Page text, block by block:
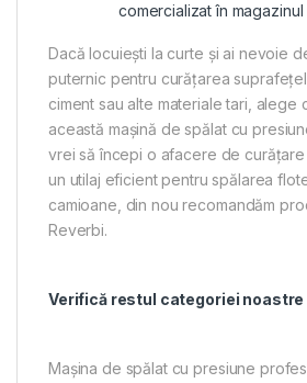
comercializat în magazinul
Dacă locuiești la curte și ai nevoie
puternic pentru curățarea
ciment sau alte materiale tari, alege
această mașină de spălat cu
vrei să începi o afacere de
un utilaj eficient pentru spălarea
camioane, din nou recomandăm
Reverbi.
Verifică restul categoriei noastre
Mașina de spălat cu presiune